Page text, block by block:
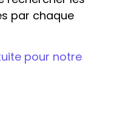
par chaque
pour notre